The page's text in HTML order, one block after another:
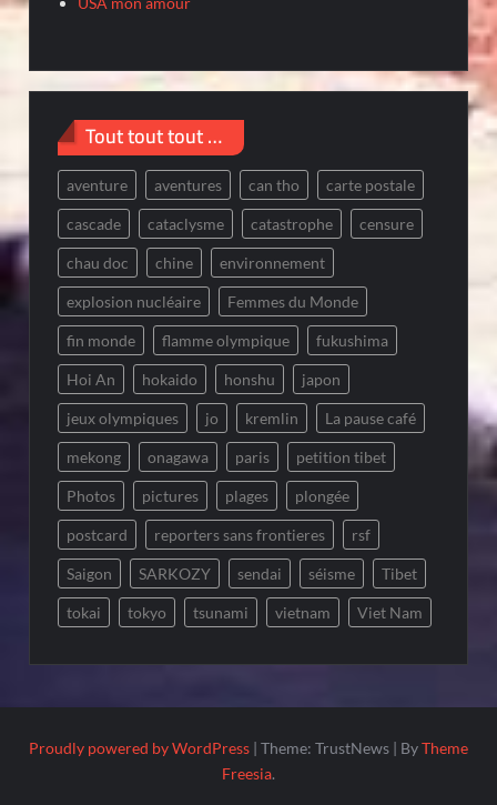
Tout tout tout …
aventure aventures can tho carte postale
cascade cataclysme catastrophe censure
chau doc chine environnement
explosion nucléaire Femmes du Monde
fin monde flamme olympique fukushima
Hoi An hokaido honshu japon
jeux olympiques jo kremlin La pause café
mekong onagawa paris petition tibet
Photos pictures plages plongée
postcard reporters sans frontieres rsf
Saigon SARKOZY sendai séisme Tibet
tokai tokyo tsunami vietnam Viet Nam
Proudly powered by WordPress | Theme: TrustNews | ByTheme
Freesia.